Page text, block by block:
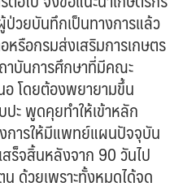
วยบันทึกเป็นทางการแล้ว
รือกรมส่งเสริมการเกษตร
าบันการศึกษาที่มีคณะ
โดยต้องพยายามขึ้น
ะ พูดคุยทำให้เข้าหลัก
การให้มีแพทย์แผนปัจจุบัน
สร็จสิ้นหลังจาก 90 วันไป
ด้วยเพราะทั้งหมดได้จด